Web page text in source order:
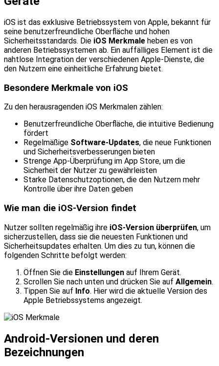
iOS ist das exklusive Betriebssystem von Apple, bekannt für
seine benutzerfreundliche Oberfläche und hohen
Sicherheitsstandards. Die iOS Merkmale heben es von
anderen Betriebssystemen ab. Ein auffälliges Element ist die
nahtlose Integration der verschiedenen Apple-Dienste, die
den Nutzern eine einheitliche Erfahrung bietet.
Besondere Merkmale von iOS
Zu den herausragenden iOS Merkmalen zählen:
Benutzerfreundliche Oberfläche, die intuitive Bedienung
fördert
Regelmäßige Software-Updates, die neue Funktionen
und Sicherheitsverbesserungen bieten
Strenge App-Überprüfung im App Store, um die
Sicherheit der Nutzer zu gewährleisten
Starke Datenschutzoptionen, die den Nutzern mehr
Kontrolle über ihre Daten geben
Wie man die iOS-Version findet
Nutzer sollten regelmäßig ihre iOS-Version überprüfen, um
sicherzustellen, dass sie die neuesten Funktionen und
Sicherheitsupdates erhalten. Um dies zu tun, können die
folgenden Schritte befolgt werden:
Öffnen Sie die Einstellungen auf Ihrem Gerät.
Scrollen Sie nach unten und drücken Sie auf Allgemein.
Tippen Sie auf Info. Hier wird die aktuelle Version des
Apple Betriebssystems angezeigt.
Android-Versionen und deren
Bezeichnungen